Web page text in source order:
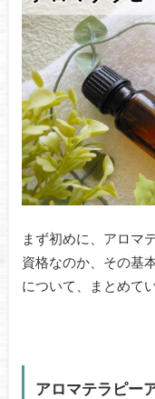
まず初めに、アロマ
資格なのか、その基
について、まとめて
アロマテラピー